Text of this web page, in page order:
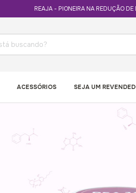
REAJA - PIONEIRA NA REDUÇÃO DE DANOS
ACESSÓRIOS SEJA UM